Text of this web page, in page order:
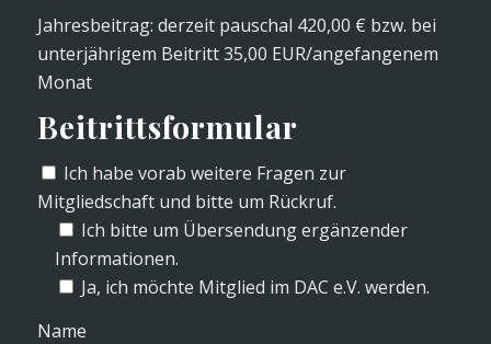
Jahresbeitrag: derzeit pauschal 420,00 € bzw. bei
unterjährigem Beitritt 35,00 EUR/angefangenem
Monat
Beitrittsformular
Ich habe vorab weitere Fragen zur
Mitgliedschaft und bitte um Rückruf.
Ich bitte um Übersendung ergänzender
Informationen.
Ja, ich möchte Mitglied im DAC e.V. werden.
Name